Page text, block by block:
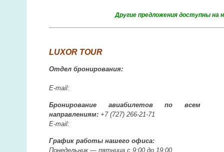
Другие предложения доступны на
LUXOR TOUR
Отдел бронирования:
E-mail:
Бронирование авиабилетов по всем
направлениям: +7 (727) 266-21-71
E-mail:
График работы нашего офиса:
Понедельник — пятница с 9:00 до 19:00